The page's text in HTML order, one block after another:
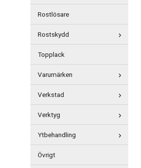
Rostlösare
Rostskydd
Topplack
Varumärken
Verkstad
Verktyg
Ytbehandling
Övrigt